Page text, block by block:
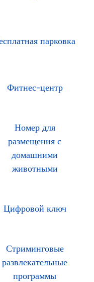
парковка
Фитнес-центр
Номер для
размещения с
домашними
животными
Цифровой ключ
Стриминговые
развлекательные
программы